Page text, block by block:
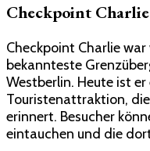
Checkpoint Charlie
Checkpoint Charlie
bekannteste
Westberlin. Heute ist
Touristenattraktion,
erinnert. Besucher
eintauchen und die